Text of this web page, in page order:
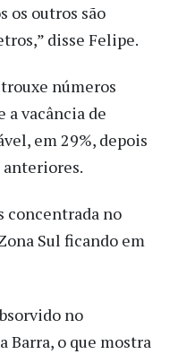
os outros são
disse Felipe.
números
a vacância de
em 29%, depois
concentrada no
Sul ficando em
no
o que mostra